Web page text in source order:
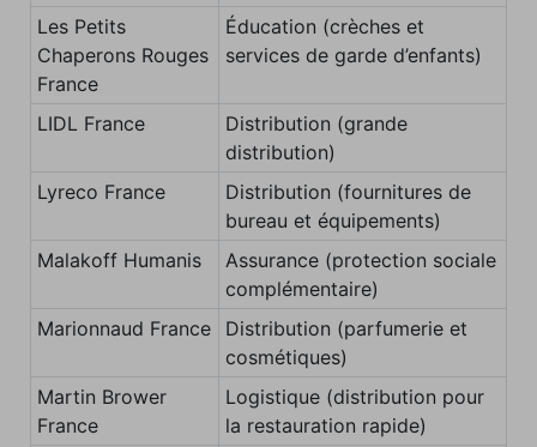
Les Petits
Chaperons Rouges
France
Éducation (crèches et
services de garde d’enfants)
LIDL France
Distribution (grande
distribution)
Lyreco France
Distribution (fournitures de
bureau et équipements)
Malakoff Humanis
Assurance (protection sociale
complémentaire)
Marionnaud France
Distribution (parfumerie et
cosmétiques)
Martin Brower
France
Logistique (distribution pour
la restauration rapide)